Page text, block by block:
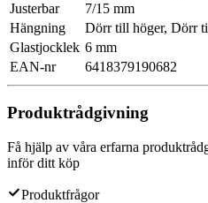
Justerbar
7/15 mm
Hängning
Dörr till höger, Dörr
Glastjocklek 6 mm
EAN-nr
6418379190682
Produktrådgivning
Få hjälp av våra erfarna
inför ditt köp
Produktfrågor